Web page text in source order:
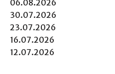
06.08.2026
30.07.2026
23.07.2026
16.07.2026
12.07.2026